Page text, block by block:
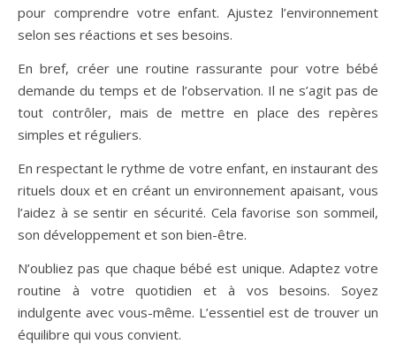
pour comprendre votre enfant. Ajustez l’environnement
selon ses réactions et ses besoins.
En bref, créer une routine rassurante pour votre bébé
demande du temps et de l’observation. Il ne s’agit pas de
tout contrôler, mais de mettre en place des repères
simples et réguliers.
En respectant le rythme de votre enfant, en instaurant des
rituels doux et en créant un environnement apaisant, vous
l’aidez à se sentir en sécurité. Cela favorise son sommeil,
son développement et son bien-être.
N’oubliez pas que chaque bébé est unique. Adaptez votre
routine à votre quotidien et à vos besoins. Soyez
indulgente avec vous-même. L’essentiel est de trouver un
équilibre qui vous convient.